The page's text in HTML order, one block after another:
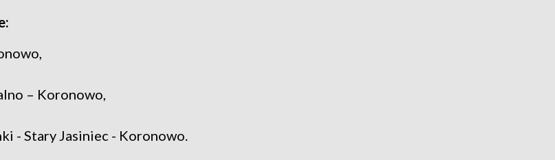
– Koronowo,
- Stary Jasiniec - Koronowo.